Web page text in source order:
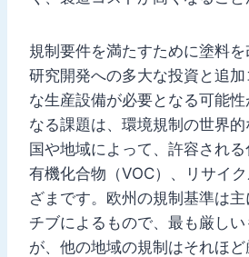
規制要件を満たすために塗料を
研究開発への多大な投資と追
な生産設備が必要となる可能
なる課題は、環境規制の世界的
国や地域によって、許容され
有機化合物（VOC）、リサイ
ざまです。欧州の規制基準は
チブによるもので、最も厳し
が、他の地域の規制はそれほ